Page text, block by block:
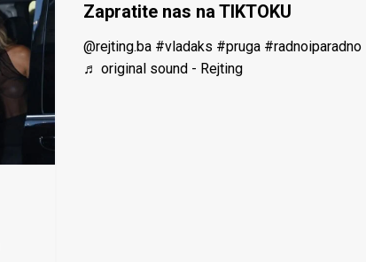
Zapratite nas na TIKTOKU
@rejting.ba #vladaks #pruga #radnoiparadno
♬ original sound - Rejting